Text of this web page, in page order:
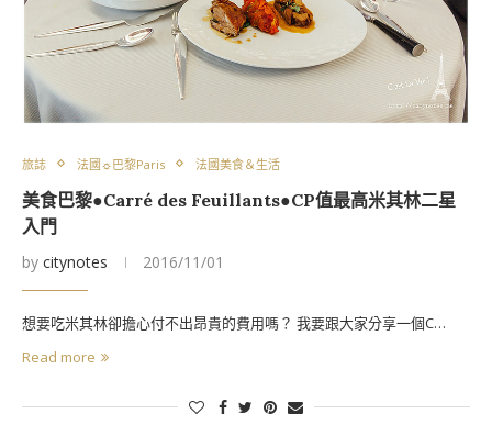
旅誌 法國☼巴黎Paris 法國美食＆生活
美食巴黎●Carré des Feuillants●CP值最高米其林二星
入門
by citynotes 2016/11/01
想要吃米其林卻擔心付不出昂貴的費用嗎？ 我要跟大家分享一個C…
Read more